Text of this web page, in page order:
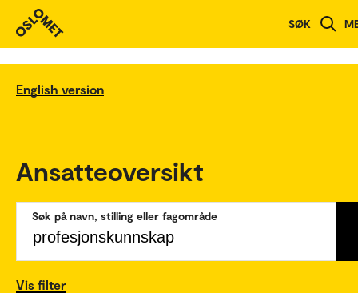
SØK
English version
Ansatteoversikt
Søk på navn, stilling eller fagområde
Vis filter